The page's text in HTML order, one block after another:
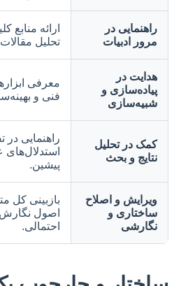
راهنمایی در
مرور ادبیات
ارائه منابع
تحلیل
هدایت در
پیاده‌سازی و
شبیه‌سازی
معرفی
فنی و
کمک در تحلیل
نتایج و بحث
راهنمایی در
استدلال‌های
پیشین.
ویرایش و اصلاح
ساختاری و
نگارشی
بازبینی کل
اصول
احتمالی.